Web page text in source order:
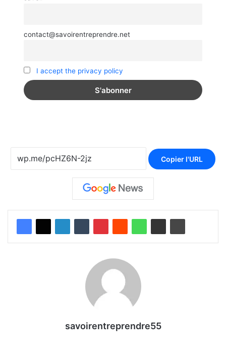
contact@savoirentreprendre.net
I accept the privacy policy
Copier l'URL
savoirentreprendre55